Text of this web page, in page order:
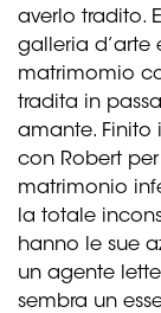
averlo tradito.
galleria d’arte
matrimomio
tradita in
amante. Finito
con Robert
matrimonio
la totale
hanno le sue
un agente
sembra un